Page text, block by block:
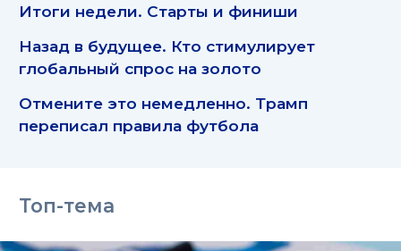
Итоги недели. Старты и финиши
Назад в будущее. Кто стимулирует
глобальный спрос на золото
Отмените это немедленно. Трамп
переписал правила футбола
Топ-тема